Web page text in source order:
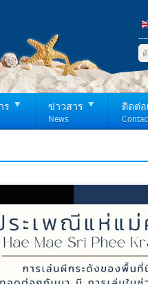
ร ข่าวสาร
News
ติดต่อ